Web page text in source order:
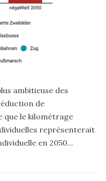
ambitieuse des
de
que le kilométrage
représenterait
en 2050...